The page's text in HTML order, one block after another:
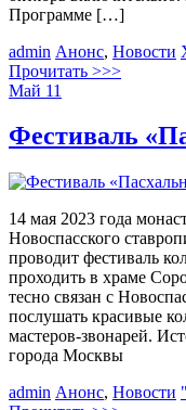
Программе […]
admin Анонс, Новости
Прочитать >>>
Май 11
Фестиваль
14 мая 2023 года
Новоспасского
проводит фестиваль
проходить в храме
тесно связан с
послушать красивые
мастеров-звонарей.
города Москвы
admin Анонс, Новости